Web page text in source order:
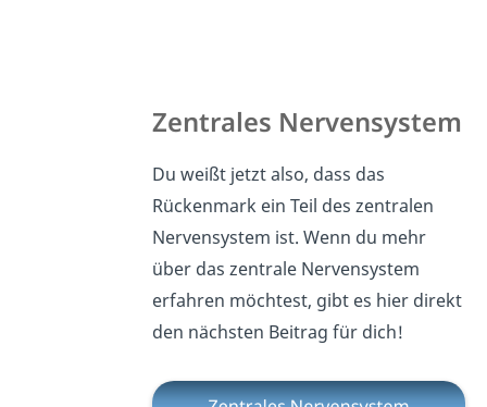
Zentrales Nervensystem
Du weißt jetzt also, dass das
Rückenmark ein Teil des zentralen
Nervensystem ist. Wenn du mehr
über das zentrale Nervensystem
erfahren möchtest, gibt es hier direkt
den nächsten Beitrag für dich!